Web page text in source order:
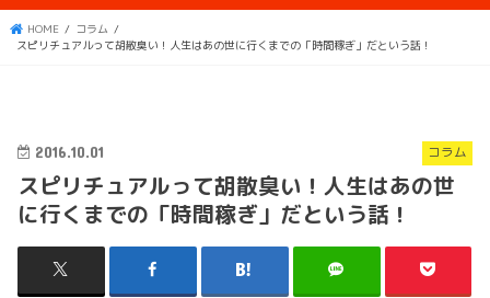
HOME
コラム
スピリチュアルって胡散臭い！人生はあの世に行くまでの「時間稼ぎ」だという話！
コラム
2016.10.01
スピリチュアルって胡散臭い！人生はあの世
に行くまでの「時間稼ぎ」だという話！